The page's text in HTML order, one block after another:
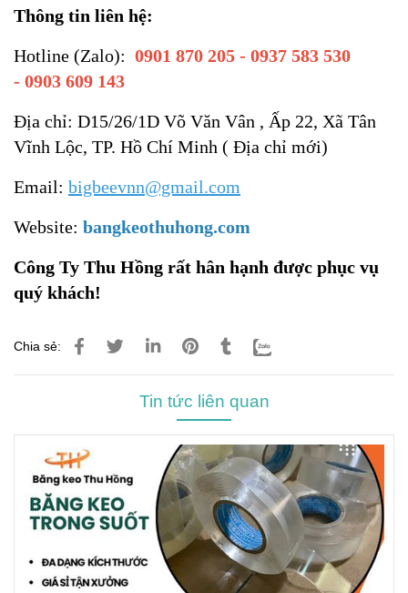
Thông tin liên hệ:
Hotline (Zalo): 0901 870 205 - 0937 583 530
- 0903 609 143
Địa chỉ: D15/26/1D Võ Văn Vân , Ấp 22, Xã Tân
Vĩnh Lộc, TP. Hồ Chí Minh ( Địa chỉ mới)
Email: bigbeevnn@gmail.com
Website: bangkeothuhong.com
Công Ty Thu Hồng rất hân hạnh được phục vụ
quý khách!
Chia sẻ:
Tin tức liên quan